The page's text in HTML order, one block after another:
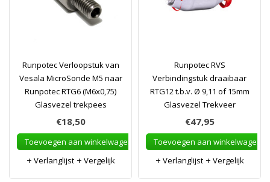
Runpotec Verloopstuk van
Vesala MicroSonde M5 naar
Runpotec RTG6 (M6x0,75)
Glasvezel trekpees
€18,50
Toevoegen aan winkelwagen
Verlanglijst
Vergelijk
Runpotec RVS
Verbindingstuk draaibaar
RTG12 t.b.v. Ø 9,11 of 15mm
Glasvezel Trekveer
€47,95
Toevoegen aan winkelwagen
Verlanglijst
Vergelijk